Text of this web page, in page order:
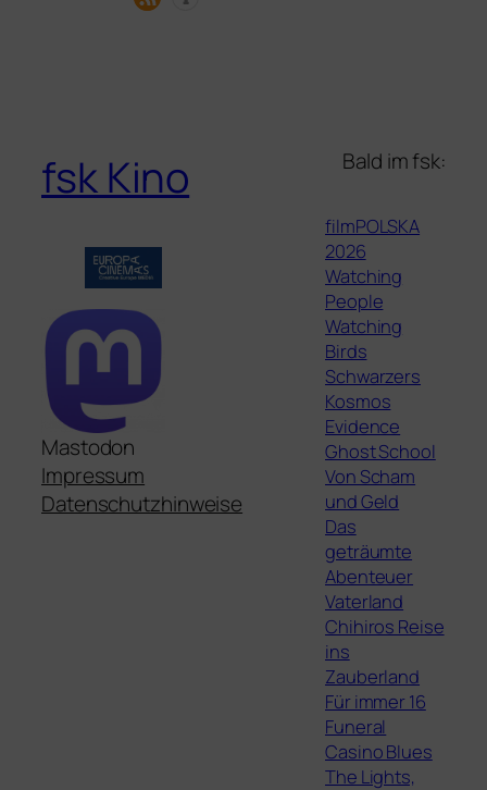
fsk Kino
Mastodon
Impressum
Datenschutzhinweise
Bald im fsk:
filmPOLSKA
2026
Watching
People
Watching
Birds
Schwarzers
Kosmos
Evidence
Ghost School
Von Scham
und Geld
Das
geträumte
Abenteuer
Vaterland
Chihiros Reise
ins
Zauberland
Für immer 16
Funeral
Casino Blues
The Lights,